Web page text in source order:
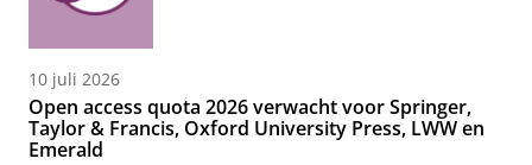
10 juli 2026
Open access quota 2026 verwacht voor Springer,
Taylor & Francis, Oxford University Press, LWW en
Emerald